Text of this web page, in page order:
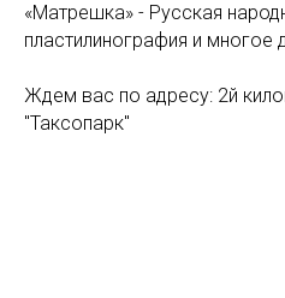
«Матрешка» - Русская
пластилинография и многое
Ждем вас по адресу: 2й
"Таксопарк"